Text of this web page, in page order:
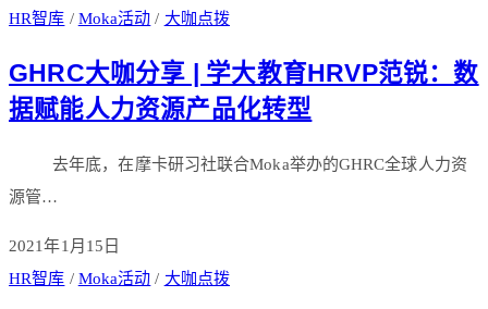
HR智库 / Moka活动 / 大咖点拨
GHRC大咖分享 | 学大教育HRVP范锐：数
据赋能人力资源产品化转型
去年底，在摩卡研习社联合Moka举办的GHRC全球人力资
源管…
2021年1月15日
HR智库 / Moka活动 / 大咖点拨